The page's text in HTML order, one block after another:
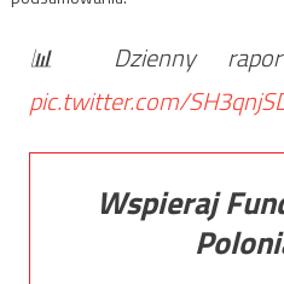
📊 Dzienny
pic.twitter.com/
Wspieraj